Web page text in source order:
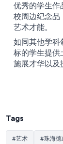
优秀的学生作
校周边纪念品
艺术才能。
如同其他学科
标的学生提供
施展才华以及
Tags
#艺术 #珠海德